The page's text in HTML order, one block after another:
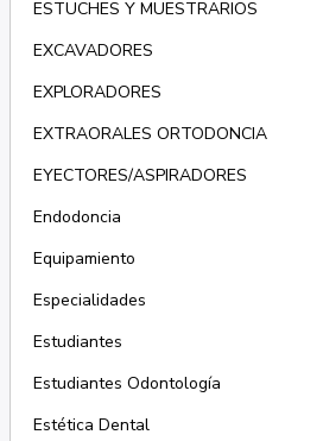
ESTUCHES Y MUESTRARIOS
EXCAVADORES
EXPLORADORES
EXTRAORALES ORTODONCIA
EYECTORES/ASPIRADORES
Endodoncia
Equipamiento
Especialidades
Estudiantes
Estudiantes Odontología
Estética Dental